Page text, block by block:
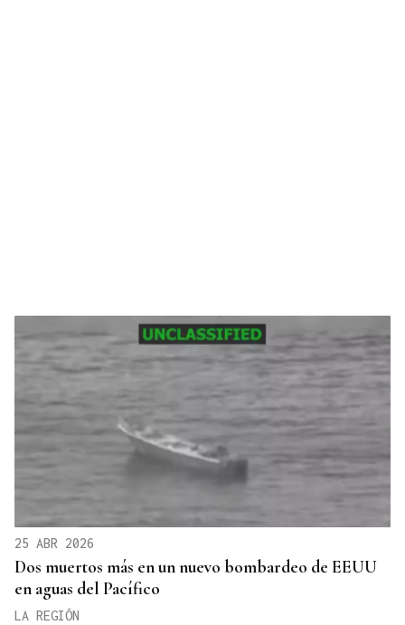
25 ABR 2026
Dos muertos más en un nuevo bombardeo de EEUU
en aguas del Pacífico
LA REGIÓN